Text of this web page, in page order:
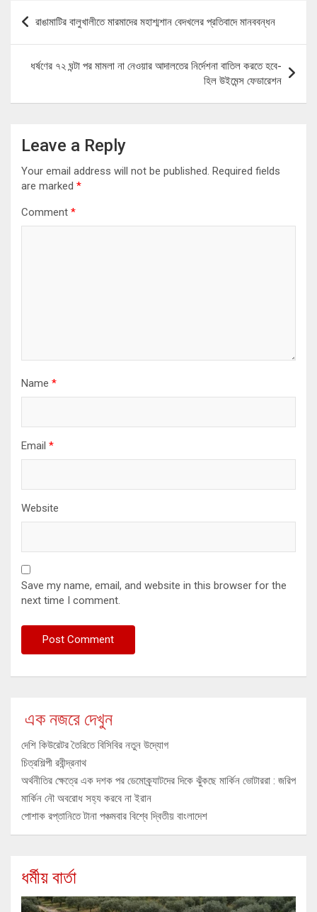
Post
navigation
রাঙামাটির বালুখালীতে মারমাদের মহাশ্মশান বেদখলের প্রতিবাদে মানববন্ধন
ধর্ষণের ৭২ ঘন্টা পর মামলা না নেওয়ার আদালতের নির্দেশনা বাতিল করতে হবে-
হিল উইমেন্স ফেডারেশন
Leave a Reply
Your email address will not be published. Required fields
are marked *
Comment *
Name *
Email *
Website
Save my name, email, and website in this browser for the
next time I comment.
এক নজরে দেখুন
দেশি কিউরেটর তৈরিতে বিসিবির নতুন উদ্যোগ
চিত্রশিল্পী রবীন্দ্রনাথ
অর্থনীতির ক্ষেত্রে এক দশক পর ডেমোক্র্যাটদের দিকে ঝুঁকছে মার্কিন ভোটাররা : জরিপ
মার্কিন নৌ অবরোধ সহ্য করবে না ইরান
পোশাক রপ্তানিতে টানা পঞ্চমবার বিশ্বে দ্বিতীয় বাংলাদেশ
ধর্মীয় বার্তা